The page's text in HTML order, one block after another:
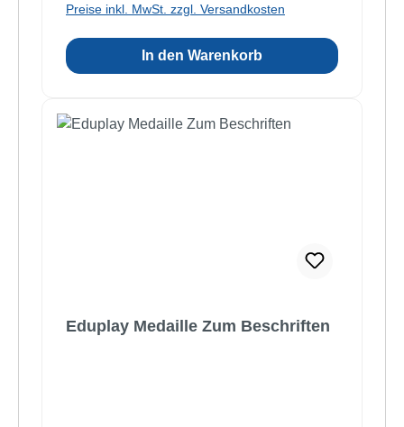
Preise inkl. MwSt. zzgl. Versandkosten
In den Warenkorb
Eduplay Medaille Zum Beschriften